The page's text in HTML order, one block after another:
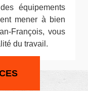
équipements
mener à bien
François, vous
du travail.